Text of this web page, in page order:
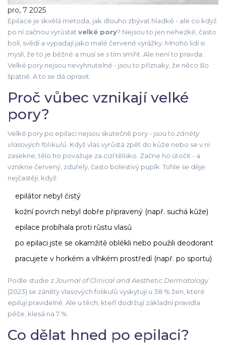
pro, 7 2025
Epilace je skvělá metoda, jak dlouho zbývat hladké - ale co když
po ní začnou vyrůstat velké pory? Nejsou to jen nehezké, často
bolí, svědí a vypadají jako malé červené vyrážky. Mnoho lidí si
myslí, že to je běžné a musí se s tím smířit. Ale není to pravda.
Velké pory nejsou nevyhnutelné - jsou to příznaky, že něco šlo
špatně. A to se dá opravit.
Proč vůbec vznikají velké
pory?
Velké pory po epilaci nejsou skutečně pory - jsou to záněty
vlasových folikulů . Když vlas vyrůstá zpět do kůže nebo se v ní
zasekne, tělo ho považuje za cizí tělísko. Začne ho útočit - a
vznikne červený, zduřelý, často bolestivý pupík. Tohle se děje
nejčastěji, když:
epilátor nebyl čistý
kožní povrch nebyl dobře připravený (např. suchá kůže)
epilace probíhala proti růstu vlasů
po epilaci jste se okamžitě oblékli nebo použili deodorant
pracujete v horkém a vlhkém prostředí (např. po sportu)
Podle studie zJournal of Clinical and Aesthetic Dermatology
(2023) se záněty vlasových folikulů vyskytují u 38 % žen, které
epilují pravidelně. Ale u těch, kteří dodržují základní pravidla
péče, klesá na 7 %.
Co dělat hned po epilaci?